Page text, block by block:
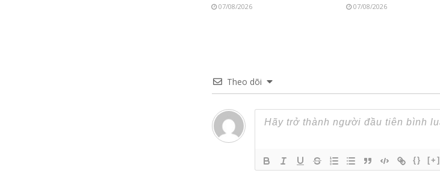
07/08/2026 07/08/2026
Theo dõi
{} [+]